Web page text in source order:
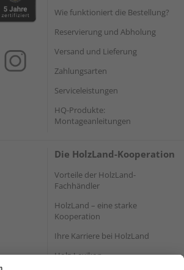
Wie funktioniert die Bestellung?
Reservierung und Abholung
Versand und Lieferung
Zahlungsarten
Serviceleistungen
HQ-Produkte:
Montageanleitungen
Die HolzLand-Kooperation
Vorteile der HolzLand-
Fachhändler
HolzLand – eine starke
Kooperation
Ihre Karriere bei HolzLand
Holz-Lexikon